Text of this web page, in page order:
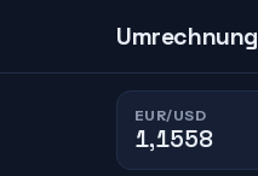
Umrechnung
EUR/USD
1,1558